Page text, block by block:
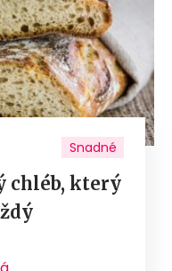
Snadné
chléb, který